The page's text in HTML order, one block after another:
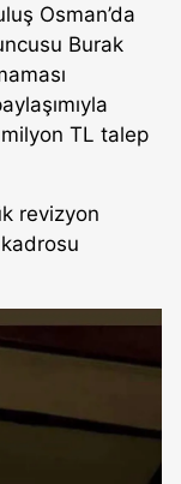
Osman’da
Burak
TL talep
revizyon